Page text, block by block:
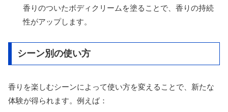
香りのついたボディクリームを塗ることで、香りの持続
性がアップします。
シーン別の使い方
香りを楽しむシーンによって使い方を変えることで、新たな
体験が得られます。例えば：